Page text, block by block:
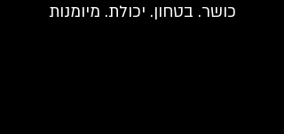
כושר. בטחון. יכולת. מיומנות